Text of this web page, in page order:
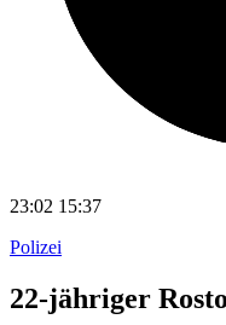
23:02 15:37
Polizei
22-jähriger